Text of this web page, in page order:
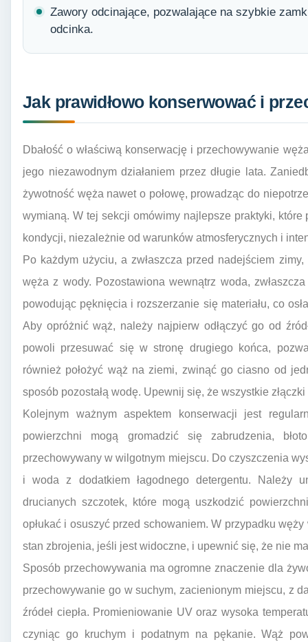
Zawory odcinające, pozwalające na szybkie
odcinka.
Jak prawidłowo konserwować i
Dbałość o właściwą konserwację i przechowywanie
jego niezawodnym działaniem przez długie lata.
żywotność węża nawet o połowę, prowadząc do
wymianą. W tej sekcji omówimy najlepsze praktyki,
kondycji, niezależnie od warunków atmosferycznych i
Po każdym użyciu, a zwłaszcza przed nadejściem
węża z wody. Pozostawiona wewnątrz woda,
powodując pęknięcia i rozszerzanie się materiału, co
Aby opróżnić wąż, należy najpierw odłączyć go od
powoli przesuwać się w stronę drugiego końca,
również położyć wąż na ziemi, zwinąć go ciasno od
sposób pozostałą wodę. Upewnij się, że wszystkie
Kolejnym ważnym aspektem konserwacji jest
powierzchni mogą gromadzić się zabrudzenia,
przechowywany w wilgotnym miejscu. Do czyszczenia
i woda z dodatkiem łagodnego detergentu. Należy
drucianych szczotek, które mogą uszkodzić
opłukać i osuszyć przed schowaniem. W przypadku
stan zbrojenia, jeśli jest widoczne, i upewnić się, że nie
Sposób przechowywania ma ogromne znaczenie dla
przechowywanie go w suchym, zacienionym miejscu, z
źródeł ciepła. Promieniowanie UV oraz wysoka
czyniąc go kruchym i podatnym na pękanie. Wąż